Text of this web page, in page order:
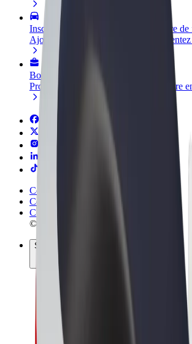
Inscrivez-vous en tant que propriétaire de
Ajoutez votre flotte sur Bolt et
Bolt for Business
Produits et services Bolt adaptés à votre
Conditions générales
Confidentialité
Cookies
© 2026 Bolt Technology OÜ
Services
Trajets
Trottinettes électriques
Bolt Market
Bolt Food